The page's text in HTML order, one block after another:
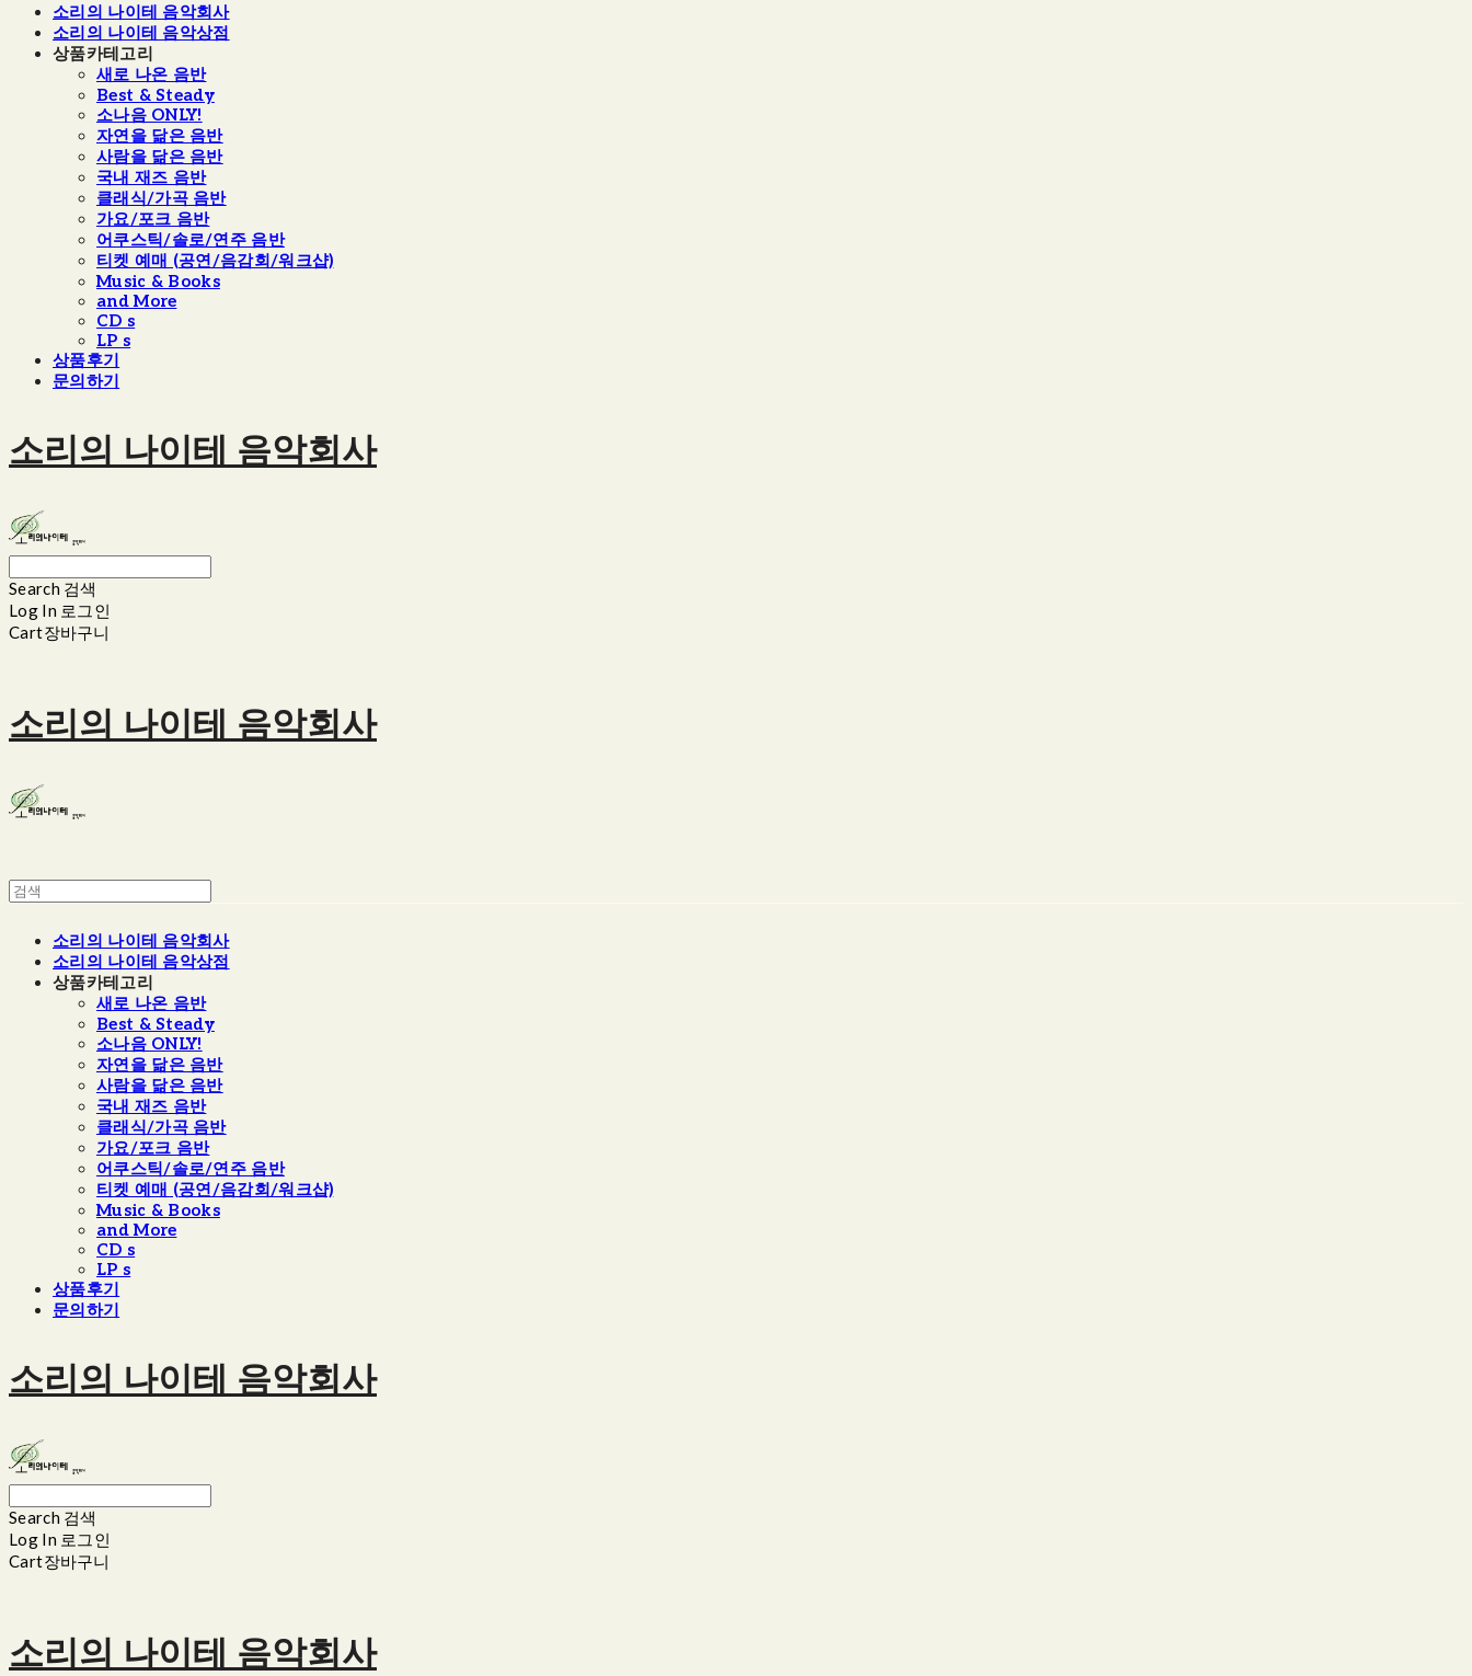
소리의 나이테 음악회사
소리의 나이테 음악상점
상품카테고리
새로 나온 음반
Best & Steady
소나음 ONLY!
자연을 닮은 음반
사람을 닮은 음반
국내 재즈 음반
클래식/가곡 음반
가요/포크 음반
어쿠스틱/솔로/연주 음반
티켓 예매 (공연/음감회/워크샵)
Music & Books
and More
CD s
LP s
상품후기
문의하기
소리의 나이테 음악회사
Search 검색
Log In 로그인
Cart장바구니
소리의 나이테 음악회사
소리의 나이테 음악회사
소리의 나이테 음악상점
상품카테고리
새로 나온 음반
Best & Steady
소나음 ONLY!
자연을 닮은 음반
사람을 닮은 음반
국내 재즈 음반
클래식/가곡 음반
가요/포크 음반
어쿠스틱/솔로/연주 음반
티켓 예매 (공연/음감회/워크샵)
Music & Books
and More
CD s
LP s
상품후기
문의하기
소리의 나이테 음악회사
Search 검색
Log In 로그인
Cart장바구니
소리의 나이테 음악회사